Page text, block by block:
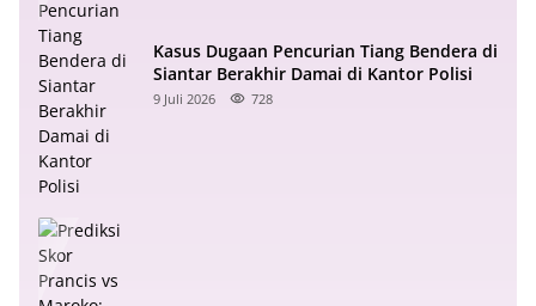
Kasus Dugaan Pencurian Tiang Bendera di
Siantar Berakhir Damai di Kantor Polisi
9 Juli 2026 728